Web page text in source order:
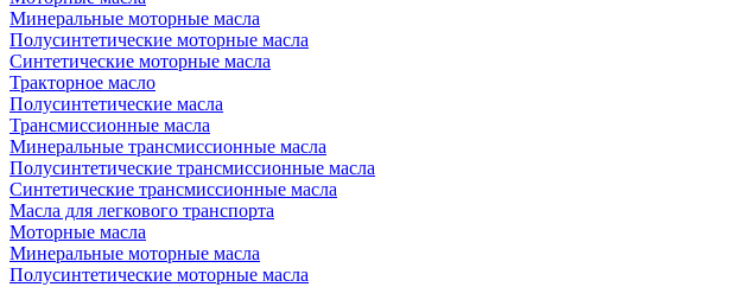
Минеральные моторные масла
Полусинтетические моторные масла
Синтетические моторные масла
Тракторное масло
Полусинтетические масла
Трансмиссионные масла
Минеральные трансмиссионные масла
Полусинтетические трансмиссионные масла
Синтетические трансмиссионные масла
Масла для легкового транспорта
Моторные масла
Минеральные моторные масла
Полусинтетические моторные масла